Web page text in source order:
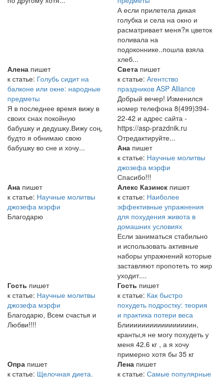
А если прилетела дикая
голубка и села на окно и
расматривает меня?я цветок
поливала на
подоконнике..пошла взяла
хлеб...
Алена пишет
к статье: Голубь сидит на
балконе или окне: народные
предметы
Я в последнее время вижу в
своих снах покойную
бабушку и дедушку.Вижу соң,
будто я обнимаю свою
бабушку во сне и хочу...
Света пишет
к статье: Агентство
праздников ASP Alliance
Добрый вечер! Изменился
номер телефона 8(499)394-
22-42 и адрес сайта -
https://asp-prazdnik.ru
Отредактируйте...
Ана пишет
к статье: Научные молитвы
джозефа мэрфи
Спасибо!!!
Ана пишет
к статье: Научные молитвы
джозефа мэрфи
Благодарю
Алекс Казинск пишет
к статье: Наиболее
эффективные упражнения
для похудения живота в
домашних условиях
Если заниматься стабильно
и использовать активные
наборы упражнений которые
заставляют пропотеть то жир
уходит....
Гость пишет
к статье: Научные молитвы
джозефа мэрфи
Благодарю, Всем счастья и
Любви!!!!
Гость пишет
к статье: Как быстро
похудеть подростку: теория
и практика потери веса
Блииииииииииииииииин,
кранты,я не могу похудеть у
меня 42.6 кг , а я хочу
примерно хотя бы 35 кг
Опра пишет
к статье: Щелочная диета.
Лена пишет
к статье: Самые популярные